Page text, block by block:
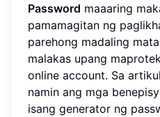
Password maaaring
pamamagitan ng
parehong madaling
malakas upang
online account. Sa
namin ang mga
isang generator ng